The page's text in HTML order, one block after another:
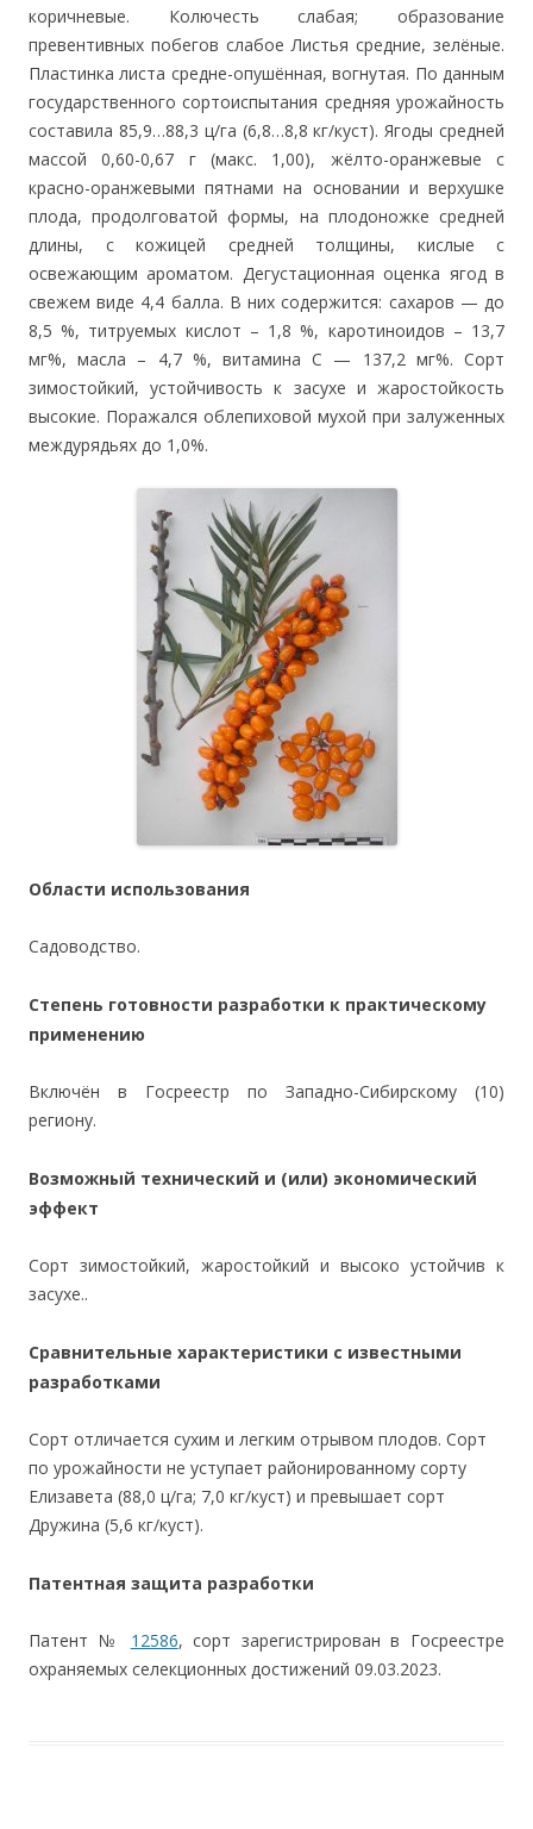
коричневые. Колючесть слабая; образование
превентивных побегов слабое Листья средние, зелёные.
Пластинка листа средне-опушённая, вогнутая. По данным
государственного сортоиспытания средняя урожайность
составила 85,9…88,3 ц/га (6,8…8,8 кг/куст). Ягоды средней
массой 0,60-0,67 г (макс. 1,00), жёлто-оранжевые с
красно-оранжевыми пятнами на основании и верхушке
плода, продолговатой формы, на плодоножке средней
длины, с кожицей средней толщины, кислые с
освежающим ароматом. Дегустационная оценка ягод в
свежем виде 4,4 балла. В них содержится: сахаров — до
8,5 %, титруемых кислот – 1,8 %, каротиноидов – 13,7
мг%, масла – 4,7 %, витамина С — 137,2 мг%. Сорт
зимостойкий, устойчивость к засухе и жаростойкость
высокие. Поражался облепиховой мухой при залуженных
междурядьях до 1,0%.
Области использования
Садоводство.
Степень готовности разработки к практическому
применению
Включён в Госреестр по Западно-Сибирскому (10)
региону.
Возможный технический и (или) экономический
эффект
Сорт зимостойкий, жаростойкий и высоко устойчив к
засухе..
Сравнительные характеристики с известными
разработками
Сорт отличается сухим и легким отрывом плодов. Сорт
по урожайности не уступает районированному сорту
Елизавета (88,0 ц/га; 7,0 кг/куст) и превышает сорт
Дружина (5,6 кг/куст).
Патентная защита разработки
Патент № 12586, сорт зарегистрирован в Госреестре
охраняемых селекционных достижений 09.03.2023.